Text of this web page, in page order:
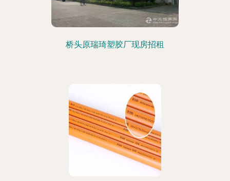
桥头原瑞琦塑胶厂现房招租